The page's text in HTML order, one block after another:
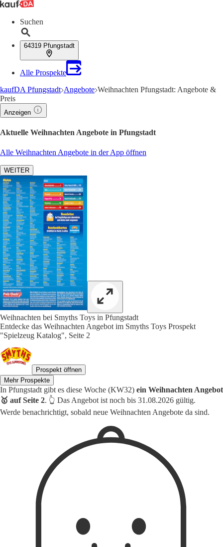
Suchen
64319 Pfungstadt
Alle Prospekte
kaufDA Pfungstadt Angebote Weihnachten Pfungstadt: Angebote &
Preis
Anzeigen
Aktuelle Weihnachten Angebote in Pfungstadt
Alle Weihnachten Angebote in der App öffnen
WEITER
Weihnachten bei Smyths Toys in Pfungstadt
Entdecke das Weihnachten Angebot im Smyths Toys Prospekt
"Spielzeug Katalog", Seite 2
Prospekt öffnen
Mehr Prospekte
In Pfungstadt gibt es diese Woche (KW32) ein Weihnachten Angebot
🥇 auf Seite 2. 👆 Das Angebot ist noch bis 31.08.2026 gültig.
Werde benachrichtigt, sobald neue Weihnachten Angebote da sind.